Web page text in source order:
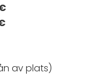
av plats)